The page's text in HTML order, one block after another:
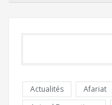
Actualités Afariat